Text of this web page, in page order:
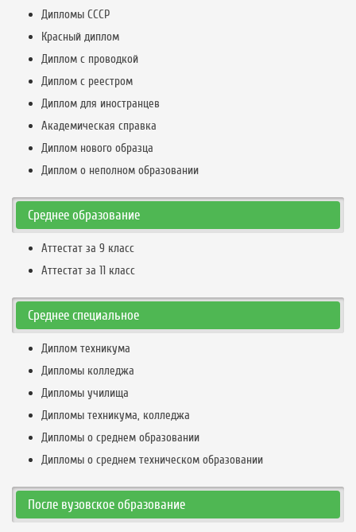
Дипломы СССР
Красный диплом
Диплом с проводкой
Диплом с реестром
Диплом для иностранцев
Академическая справка
Диплом нового образца
Диплом о неполном образовании
Среднее образование
Аттестат за 9 класс
Аттестат за 11 класс
Среднее специальное
Диплом техникума
Дипломы колледжа
Дипломы училища
Дипломы техникума, колледжа
Дипломы о среднем образовании
Дипломы о среднем техническом образовании
После вузовское образование